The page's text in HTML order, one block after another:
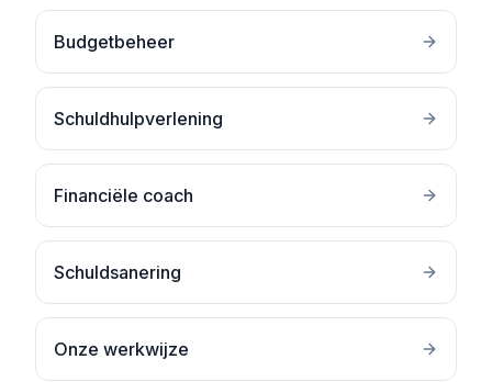
Budgetbeheer
Schuldhulpverlening
Financiële coach
Schuldsanering
Onze werkwijze